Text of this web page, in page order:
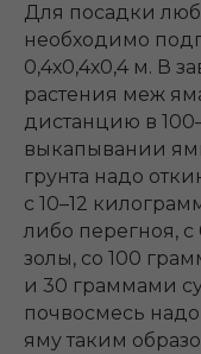
Для посадки
необходимо
0,4х0,4х0,4 м. В
растения меж
дистанцию в
выкапывании
грунта надо
с 10–12
либо перегноя,
золы, со 100
и 30 граммами
почвосмесь
яму таким